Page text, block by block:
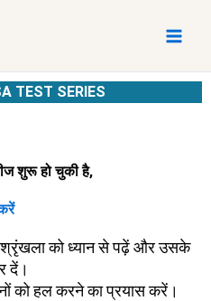
TEST SERIES
शुरू हो चुकी है,
श्रृंखला को ध्यान से पढ़ें और उसके
दें।
को हल करने का प्रयास करें।